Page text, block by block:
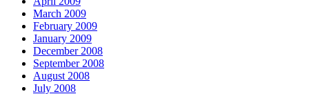
March 2009
February 2009
January 2009
December 2008
September 2008
August 2008
July 2008